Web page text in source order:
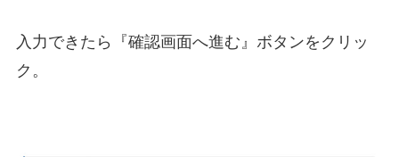
入力できたら『確認画面へ進む』ボタンをクリッ
ク。